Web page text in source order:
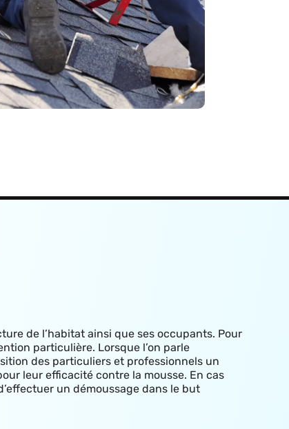
de l’habitat ainsi que ses occupants. Pour
particulière. Lorsque l’on parle
des particuliers et professionnels un
leur efficacité contre la mousse. En cas
un démoussage dans le but